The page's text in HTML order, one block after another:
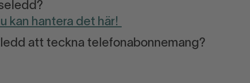
kan hantera det här!
att teckna telefonabonnemang?